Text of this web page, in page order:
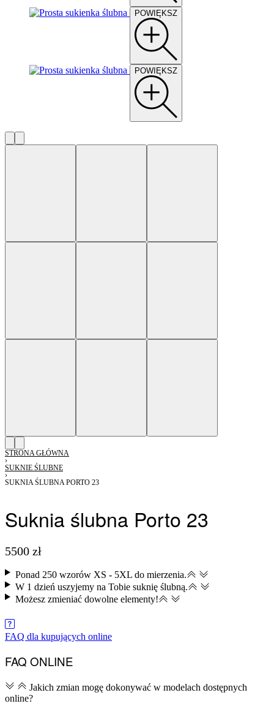
POWIĘKSZ
POWIĘKSZ
STRONA GŁÓWNA
›
SUKNIE ŚLUBNE
›
SUKNIA ŚLUBNA PORTO 23
Suknia ślubna Porto 23
5500 zł
Ponad 250 wzorów XS - 5XL do mierzenia.
W 1 dzień uszyjemy na Tobie suknię ślubną.
Możesz zmieniać dowolne elementy​!
FAQ dla kupujących online
FAQ ONLINE
Jakich zmian mogę dokonywać w modelach dostępnych
online?